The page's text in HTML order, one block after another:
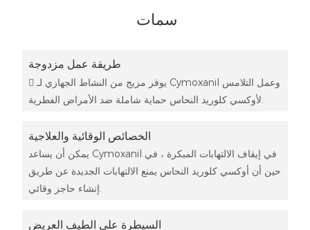
سمات
طريقة عمل مزدوجة
 يوفر مزيج من النشاط الجهازي لـ Cymoxanil وعمل التلامس
لأوكسي كلوريد النحاس حماية شاملة ضد الأمراض الفطرية.
الخصائص الوقائية والعلاجية
يمكن أن يساعد Cymoxanil في إيقاف الالتهابات المبكرة ، في
حين أن أوكسي كلوريد النحاس يمنع الالتهابات الجديدة عن طريق
إنشاء حاجز وقائي.
السيطرة على الطيف العريض